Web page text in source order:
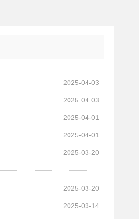
2025-04-03
2025-04-03
2025-04-01
2025-04-01
2025-03-20
2025-03-20
2025-03-14